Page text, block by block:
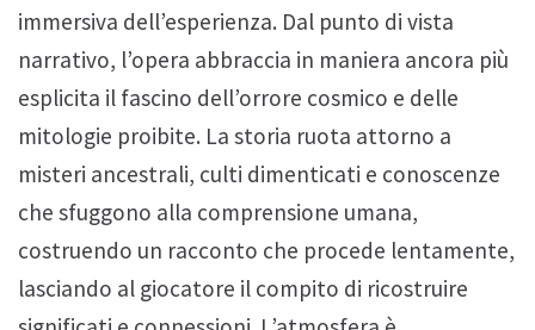
immersiva dell’esperienza. Dal punto di vista
narrativo, l’opera abbraccia in maniera ancora più
esplicita il fascino dell’orrore cosmico e delle
mitologie proibite. La storia ruota attorno a
misteri ancestrali, culti dimenticati e conoscenze
che sfuggono alla comprensione umana,
costruendo un racconto che procede lentamente,
lasciando al giocatore il compito di ricostruire